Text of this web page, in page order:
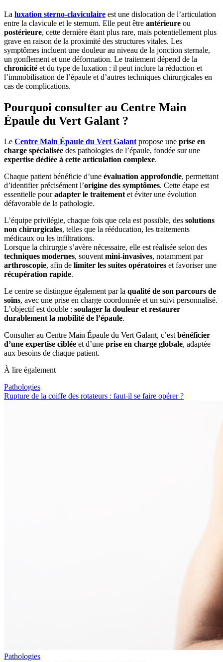
La luxation sterno-claviculaire est une dislocation de l’articulation
entre la clavicule et le sternum. Elle peut être antérieure ou
postérieure, cette dernière étant plus rare, mais potentiellement plus
grave en raison de la proximité des structures vitales. Les
symptômes incluent une douleur au niveau de la jonction sternale,
un gonflement et une déformation. Le traitement dépend de la
chronicité et du type de luxation : il peut inclure la réduction et
l’immobilisation de l’épaule et d’autres techniques chirurgicales en
cas de complications.
Pourquoi consulter au Centre Main
Épaule du Vert Galant ?
Le Centre Main Épaule du Vert Galantpropose une prise en
charge spécialisée des pathologies de l’épaule, fondée sur une
expertise dédiée à cette articulation complexe.
Chaque patient bénéficie d’une évaluation approfondie, permettant
d’identifier précisément l’origine des symptômes. Cette étape est
essentielle pouradapter le traitementet éviter une évolution
défavorable de la pathologie.
L’équipe privilégie, chaque fois que cela est possible, des solutions
non chirurgicales, telles que la rééducation, les traitements
médicaux ou les infiltrations.
Lorsque la chirurgie s’avère nécessaire, elle est réalisée selon des
techniques modernes, souventmini-invasives, notamment par
arthroscopie, afin de limiter les suites opératoires et favoriser une
récupération rapide.
Le centre se distingue également par la qualité de son parcours de
soins, avec une prise en charge coordonnée et un suivi personnalisé.
L’objectif est double : soulager la douleur et restaurer
durablement la mobilité de l’épaule.
Consulter au Centre Main Épaule du Vert Galant, c’estbénéficier
d’une expertise ciblée et d’une prise en charge globale, adaptée
aux besoins de chaque patient.
À lire également
Pathologies
Rupture de la coiffe des rotateurs : faut-il se faire opérer ?
Pathologies